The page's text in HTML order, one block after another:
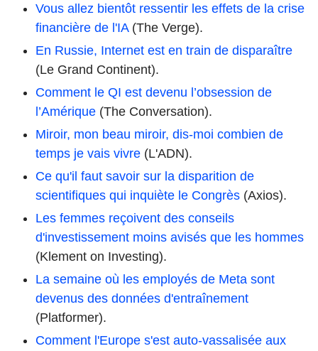
Vous allez bientôt ressentir les effets de la crise
financière de l'IA(The Verge).
En Russie, Internet est en train de disparaître
(Le Grand Continent).
Comment le QI est devenu l’obsession de
l’Amérique (The Conversation).
Miroir, mon beau miroir, dis-moi combien de
temps je vais vivre (L'ADN).
Ce qu'il faut savoir sur la disparition de
scientifiques qui inquiète le Congrès (Axios).
Les femmes reçoivent des conseils
d'investissement moins avisés que les hommes
(Klement on Investing).
La semaine où les employés de Meta sont
devenus des données d'entraînement
(Platformer).
Comment l'Europe s'est auto-vassalisée aux